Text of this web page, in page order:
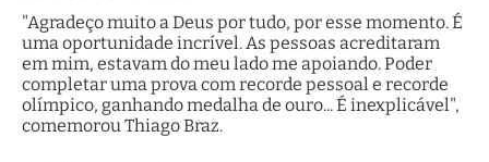
"Agradeço muito a Deus por tudo, por esse momento. É
uma oportunidade incrível. As pessoas acreditaram
em mim, estavam do meu lado me apoiando. Poder
completar uma prova com recorde pessoal e recorde
olímpico, ganhando medalha de ouro... É inexplicável",
comemorou Thiago Braz.